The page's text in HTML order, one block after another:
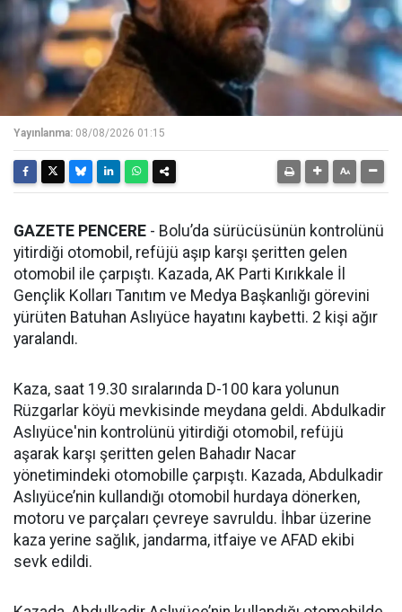
Yayınlanma: 08/08/2026 01:15
GAZETE PENCERE - Bolu’da sürücüsünün kontrolünü
yitirdiği otomobil, refüjü aşıp karşı şeritten gelen
otomobil ile çarpıştı. Kazada, AK Parti Kırıkkale İl
Gençlik Kolları Tanıtım ve Medya Başkanlığı görevini
yürüten Batuhan Aslıyüce hayatını kaybetti. 2 kişi ağır
yaralandı.
Kaza, saat 19.30 sıralarında D-100 kara yolunun
Rüzgarlar köyü mevkisinde meydana geldi. Abdulkadir
Aslıyüce'nin kontrolünü yitirdiği otomobil, refüjü
aşarak karşı şeritten gelen Bahadır Nacar
yönetimindeki otomobille çarpıştı. Kazada, Abdulkadir
Aslıyüce’nin kullandığı otomobil hurdaya dönerken,
motoru ve parçaları çevreye savruldu. İhbar üzerine
kaza yerine sağlık, jandarma, itfaiye ve AFAD ekibi
sevk edildi.